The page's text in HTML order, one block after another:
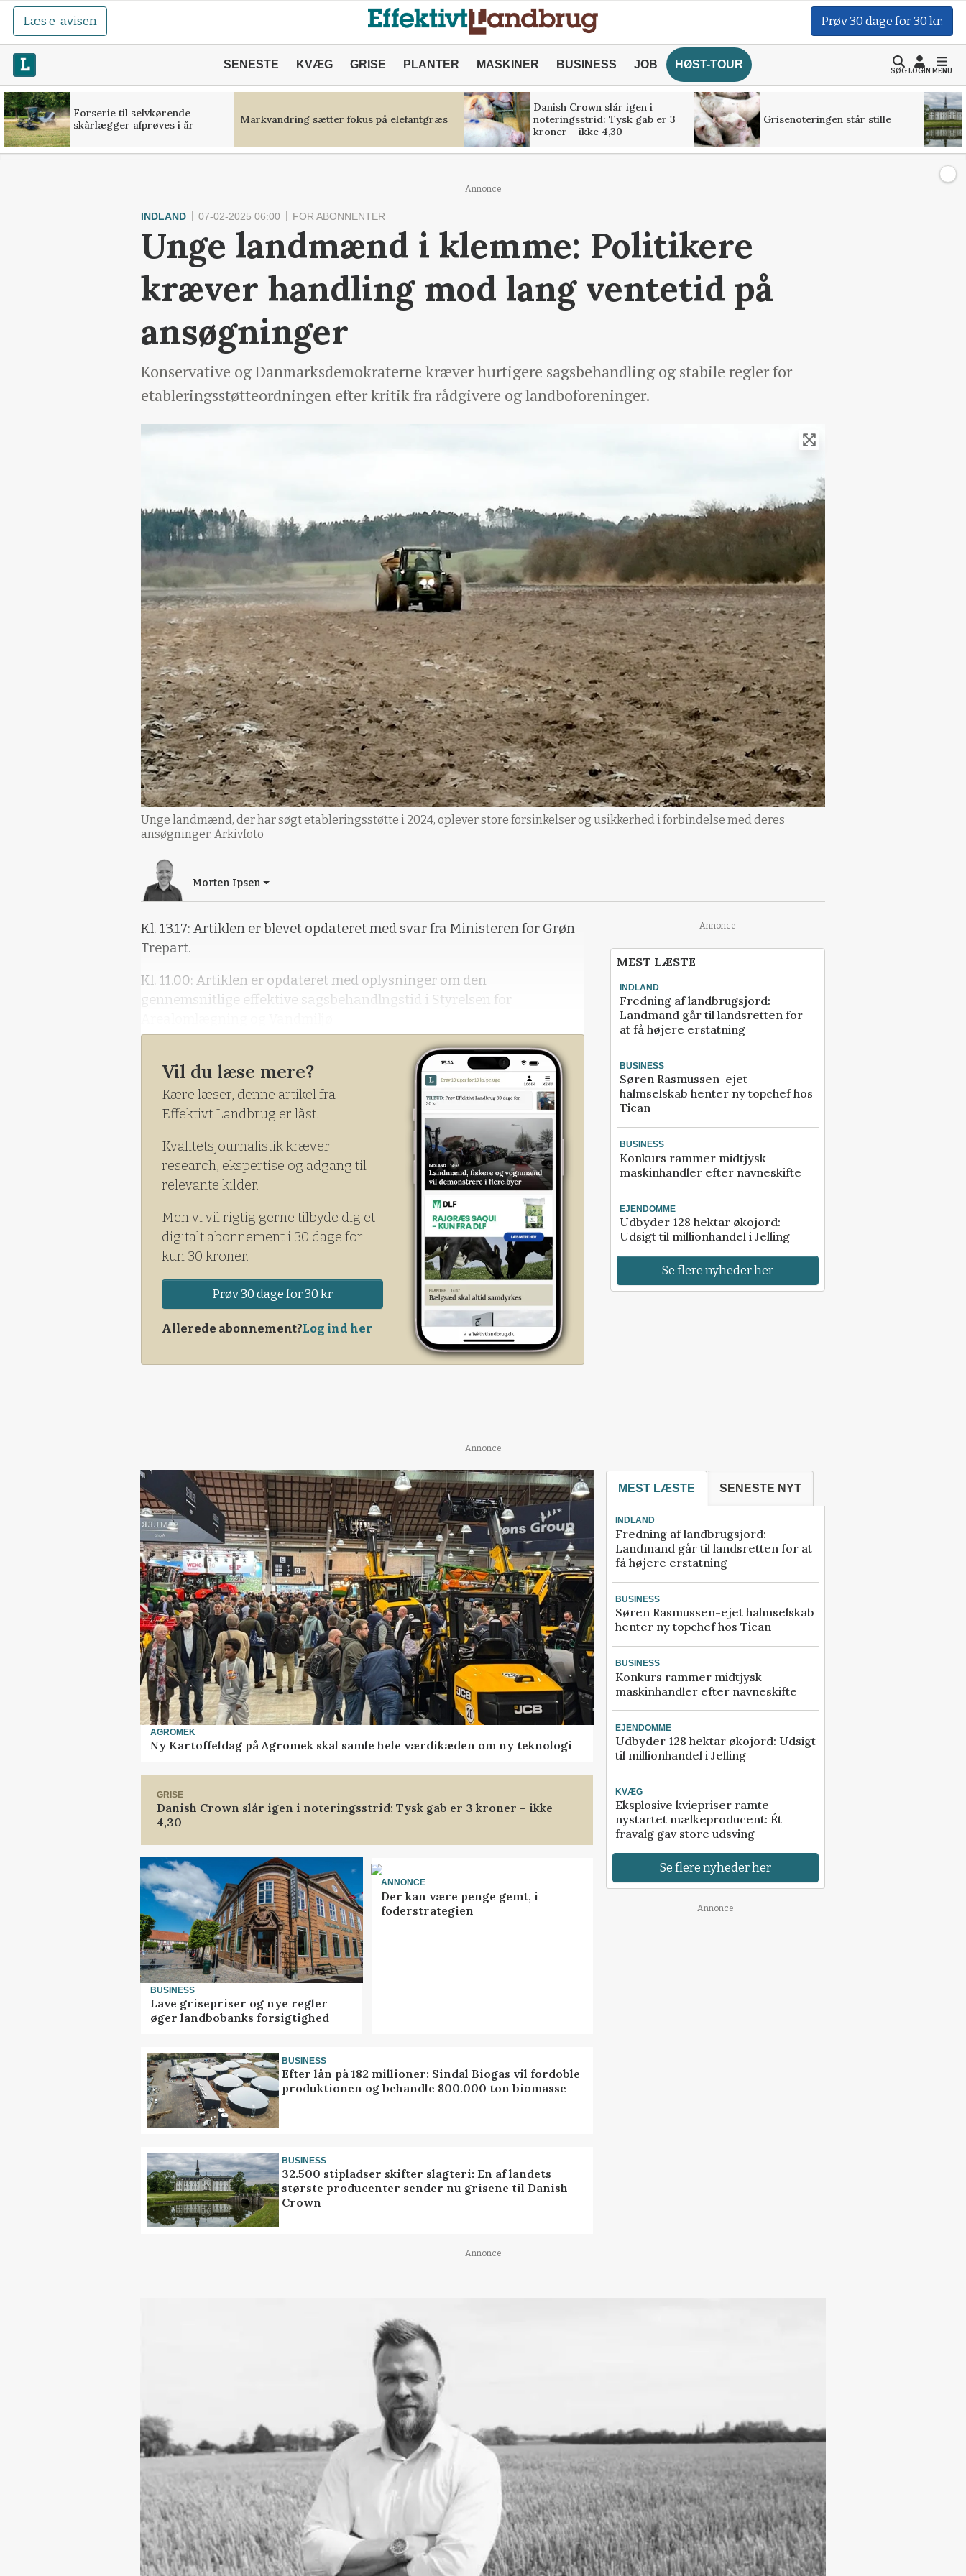
Læs e-avisen Prøv 30 dage for 30 kr.
SENESTE KVÆG GRISE PLANTER MASKINER BUSINESS JOB HØST-TOUR
SØGLOGINMENU
Forserie til selvkørende
skårlægger afprøves i år
Markvandring sætter fokus på elefantgræs
Danish Crown slår igen i
noteringsstrid: Tysk gab er 3
kroner – ikke 4,30
Grisenoteringen står stille
Annonce
INDLAND 07-02-2025 06:00 FOR ABONNENTER
Unge landmænd i klemme: Politikere
kræver handling mod lang ventetid på
ansøgninger
Konservative og Danmarksdemokraterne kræver hurtigere sagsbehandling og stabile regler for
etableringsstøtteordningen efter kritik fra rådgivere og landboforeninger.
Unge landmænd, der har søgt etableringsstøtte i 2024, oplever store forsinkelser og usikkerhed i forbindelse med deres
ansøgninger. Arkivfoto
Morten Ipsen
Kl. 13.17: Artiklen er blevet opdateret med svar fra Ministeren for Grøn
Trepart.
Kl. 11.00: Artiklen er opdateret med oplysninger om den
gennemsnitlige effektive sagsbehandlngstid i Styrelsen for
Vil du læse mere?
Kære læser, denne artikel fra
Effektivt Landbrug er låst.
Kvalitetsjournalistik kræver
research, ekspertise og adgang til
relevante kilder.
Men vi vil rigtig gerne tilbyde dig et
digitalt abonnement i 30 dage for
kun 30 kroner.
Prøv 30 dage for 30 kr
Allerede abonnement?Log ind her
Annonce
MEST LÆSTE
INDLAND
Fredning af landbrugsjord:
Landmand går til landsretten for
at få højere erstatning
BUSINESS
Søren Rasmussen-ejet
halmselskab henter ny topchef hos
Tican
BUSINESS
Konkurs rammer midtjysk
maskinhandler efter navneskifte
EJENDOMME
Udbyder 128 hektar økojord:
Udsigt til millionhandel i Jelling
Se flere nyheder her
Annonce
AGROMEK
Ny Kartoffeldag på Agromek skal samle hele værdikæden om ny teknologi
GRISE
Danish Crown slår igen i noteringsstrid: Tysk gab er 3 kroner – ikke
4,30
BUSINESS
Lave grisepriser og nye regler
øger landbobanks forsigtighed
ANNONCE
Der kan være penge gemt, i
foderstrategien
BUSINESS
Efter lån på 182 millioner: Sindal Biogas vil fordoble
produktionen og behandle 800.000 ton biomasse
BUSINESS
32.500 stipladser skifter slagteri: En af landets
største producenter sender nu grisene til Danish
Crown
MEST LÆSTE SENESTE NYT
INDLAND
Fredning af landbrugsjord:
Landmand går til landsretten for at
få højere erstatning
BUSINESS
Søren Rasmussen-ejet halmselskab
henter ny topchef hos Tican
BUSINESS
Konkurs rammer midtjysk
maskinhandler efter navneskifte
EJENDOMME
Udbyder 128 hektar økojord: Udsigt
til millionhandel i Jelling
KVÆG
Eksplosive kviepriser ramte
nystartet mælkeproducent: Ét
fravalg gav store udsving
Se flere nyheder her
Annonce
Annonce